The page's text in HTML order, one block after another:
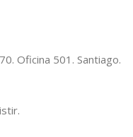
Oficina 501. Santiago.